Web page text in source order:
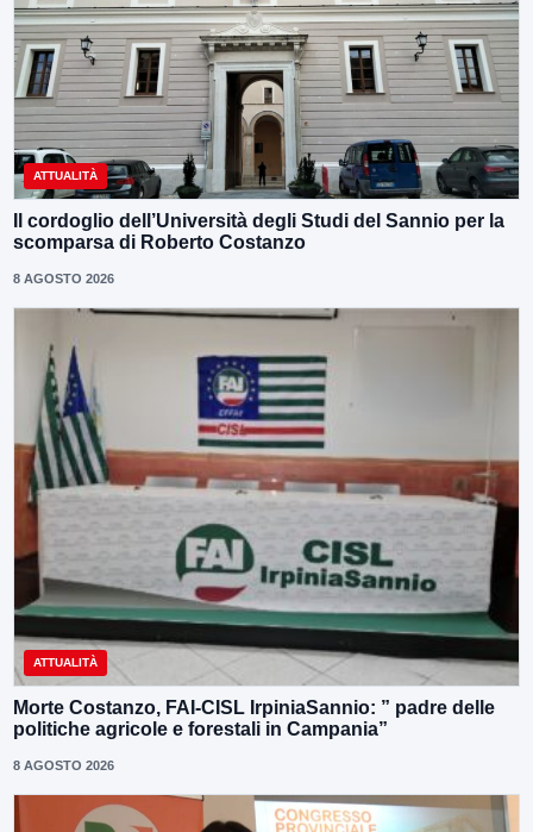
ATTUALITÀ
Il cordoglio dell’Università degli Studi del Sannio per la
scomparsa di Roberto Costanzo
8 AGOSTO 2026
ATTUALITÀ
Morte Costanzo, FAI-CISL IrpiniaSannio: ” padre delle
politiche agricole e forestali in Campania”
8 AGOSTO 2026